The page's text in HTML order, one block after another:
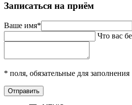
Записаться на приём
Ваше имя*
Что вас
* поля, обязательные для заполнения